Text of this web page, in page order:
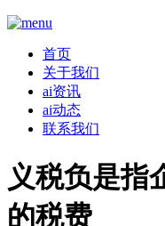
首页
关于我们
ai资讯
ai动态
联系我们
义税负是指
的税费